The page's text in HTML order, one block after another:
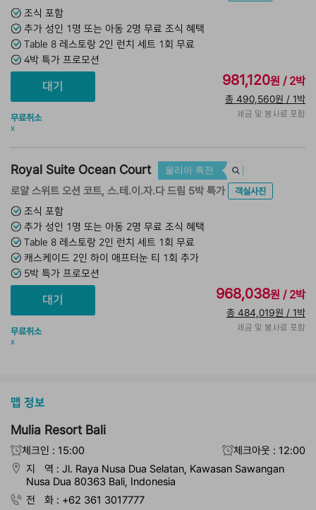
조식 포함
추가 성인 1명 또는 아동 2명 무료 조식 혜택
Table 8 레스토랑 2인 런치 세트 1회 무료
4박 특가 프로모션
무료취소
x
981,120원 / 2박
총 490,560원 / 1박
세금 및 봉사료 포함
Royal Suite Ocean Court 물리아 특전
로얄 스위트 오션 코트, 스.테.이.자.다 드림 5박 특가
객실사진
조식 포함
추가 성인 1명 또는 아동 2명 무료 조식 혜택
Table 8 레스토랑 2인 런치 세트 1회 무료
캐스케이드 2인 하이 애프터눈 티 1회 추가
5박 특가 프로모션
무료취소
x
968,038원 / 2박
총 484,019원 / 1박
세금 및 봉사료 포함
맵 정보
Mulia Resort Bali
체크인 : 15:00
체크아웃 : 12:00
지 역 : Jl. Raya Nusa Dua Selatan, Kawasan Sawangan
Nusa Dua 80363 Bali, Indonesia
전 화 : +62 361 3017777